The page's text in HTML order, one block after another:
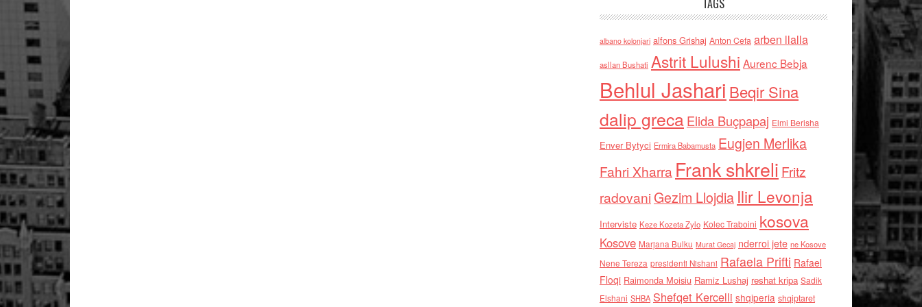
TAGS
albano kolonjari alfons Grishaj Anton Cefa arben llalla
asllan Bushati Astrit Lulushi Aurenc Bebja
Behlul Jashari Beqir Sina
dalip grecaElida Buçpapaj Elmi Berisha
Enver Bytyci Ermira Babamusta Eugjen Merlika
Fahri Xharra Frank shkreli Fritz
radovaniGezim Llojdia Ilir Levonja
Interviste Keze Kozeta Zylo Kolec Traboini kosova
Kosove Marjana Bulku Murat Gecaj nderroi jete ne Kosove
Nene Tereza presidenti Nishani Rafaela Prifti Rafael
Floqi Raimonda Moisiu Ramiz Lushaj reshat kripa Sadik
Elshani SHBA Shefqet Kercelli shqiperia shqiptaret